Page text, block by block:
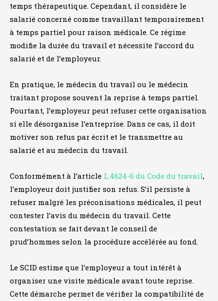
temps thérapeutique. Cependant, il considère le
salarié concerné comme travaillant temporairement
à temps partiel pour raison médicale. Ce régime
modifie la durée du travail et nécessite l’accord du
salarié et de l’employeur.
En pratique, le médecin du travail ou le médecin
traitant propose souvent la reprise à temps partiel.
Pourtant, l’employeur peut refuser cette organisation
si elle désorganise l’entreprise. Dans ce cas, il doit
motiver son refus par écrit et le transmettre au
salarié et au médecin du travail.
Conformément à l’article L.4624-6 du Code du travail,
l’employeur doit justifier son refus. S’il persiste à
refuser malgré les préconisations médicales, il peut
contester l’avis du médecin du travail. Cette
contestation se fait devant le conseil de
prud’hommes selon la procédure accélérée au fond.
Le SCID estime que l’employeur a tout intérêt à
organiser une visite médicale avant toute reprise.
Cette démarche permet de vérifier la compatibilité de